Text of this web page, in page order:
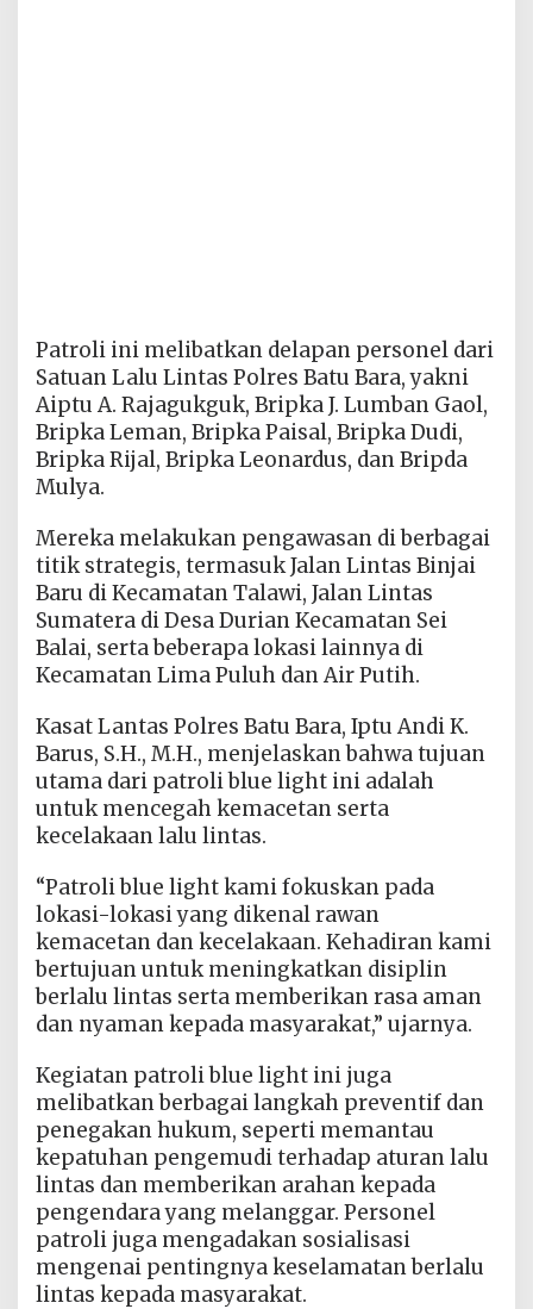
Patroli ini melibatkan delapan personel dari
Satuan Lalu Lintas Polres Batu Bara, yakni
Aiptu A. Rajagukguk, Bripka J. Lumban Gaol,
Bripka Leman, Bripka Paisal, Bripka Dudi,
Bripka Rijal, Bripka Leonardus, dan Bripda
Mulya.
Mereka melakukan pengawasan di berbagai
titik strategis, termasuk Jalan Lintas Binjai
Baru di Kecamatan Talawi, Jalan Lintas
Sumatera di Desa Durian Kecamatan Sei
Balai, serta beberapa lokasi lainnya di
Kecamatan Lima Puluh dan Air Putih.
Kasat Lantas Polres Batu Bara, Iptu Andi K.
Barus, S.H., M.H., menjelaskan bahwa tujuan
utama dari patroli blue light ini adalah
untuk mencegah kemacetan serta
kecelakaan lalu lintas.
“Patroli blue light kami fokuskan pada
lokasi-lokasi yang dikenal rawan
kemacetan dan kecelakaan. Kehadiran kami
bertujuan untuk meningkatkan disiplin
berlalu lintas serta memberikan rasa aman
dan nyaman kepada masyarakat,” ujarnya.
Kegiatan patroli blue light ini juga
melibatkan berbagai langkah preventif dan
penegakan hukum, seperti memantau
kepatuhan pengemudi terhadap aturan lalu
lintas dan memberikan arahan kepada
pengendara yang melanggar. Personel
patroli juga mengadakan sosialisasi
mengenai pentingnya keselamatan berlalu
lintas kepada masyarakat.